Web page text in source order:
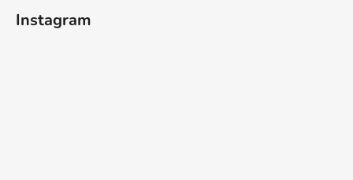
Instagram